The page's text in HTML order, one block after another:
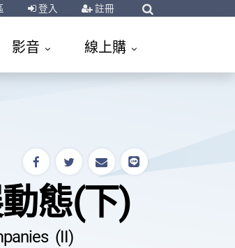
登入 註冊
影音 線上購
態(下)
(II)